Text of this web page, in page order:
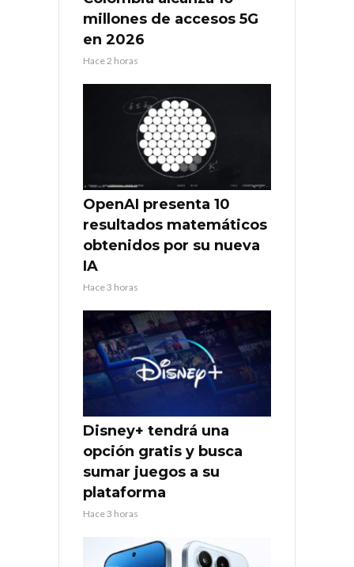
millones de accesos 5G
en 2026
Hace 2 horas
OpenAI presenta 10
resultados matemáticos
obtenidos por su nueva
IA
Hace 3 horas
Disney+ tendrá una
opción gratis y busca
sumar juegos a su
plataforma
Hace 3 horas